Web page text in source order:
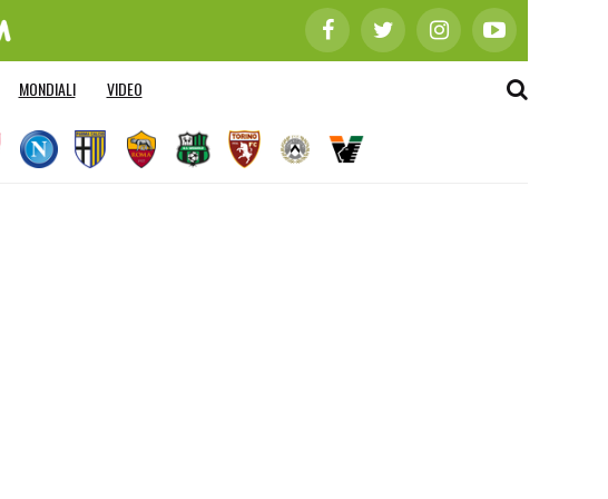
MONDIALI VIDEO